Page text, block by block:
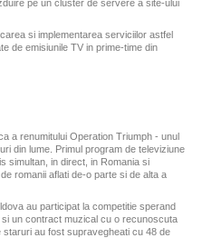
pe un cluster de servere a site-ului
si implementarea serviciilor astfel
de emisiunile TV in prime-time din
a renumitului Operation Triumph - unul
din lume. Primul program de televiziune
simultan, in direct, in Romania si
romanii aflati de-o parte si de alta a
au participat la competitie sperand
un contract muzical cu o recunoscuta
au fost supravegheati cu 48 de